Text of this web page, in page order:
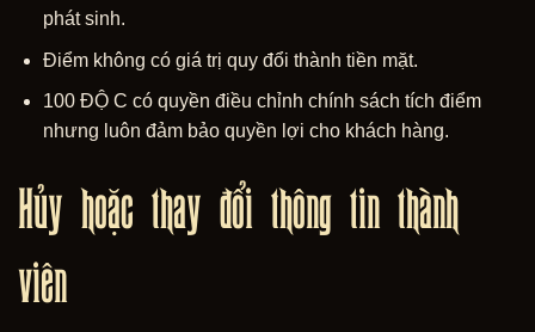
phát sinh.
Điểm không có giá trị quy đổi thành tiền mặt.
100 ĐỘ C có quyền điều chỉnh chính sách tích điểm
nhưng luôn đảm bảo quyền lợi cho khách hàng.
Hủy hoặc thay đổi thông tin thành
viên